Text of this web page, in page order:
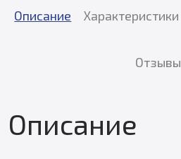
Описание Характеристики
Отзывы
Описание